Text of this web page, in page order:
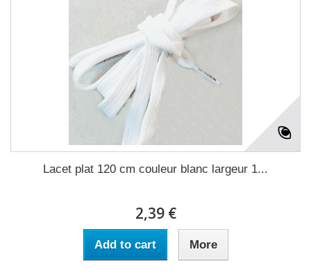
Lacet plat 120 cm couleur blanc largeur 1...
2,39 €
Add to cart More